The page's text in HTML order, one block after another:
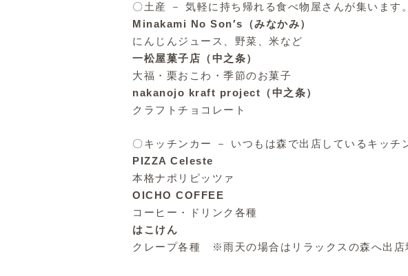
〇土産 － 気軽に持ち帰れる食べ物屋さんが集います。
Minakami No Son′s（みなかみ）
にんじんジュース、野菜、米など
一松屋菓子店（中之条）
大福・栗おこわ・季節のお菓子
nakanojo kraft project（中之条）
クラフトチョコレート
〇キッチンカー － いつもは森で出店しているキッ
PIZZA Celeste
本格ナポリピッツァ
OICHO COFFEE
コーヒー・ドリンク各種
はこけん
クレープ各種 ※雨天の場合はリラックスの森へ出店